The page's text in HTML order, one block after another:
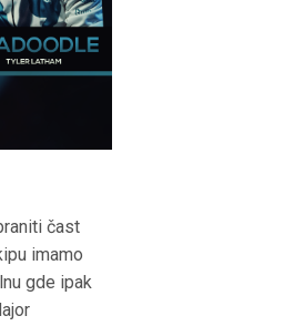
čast
imamo
gde ipak